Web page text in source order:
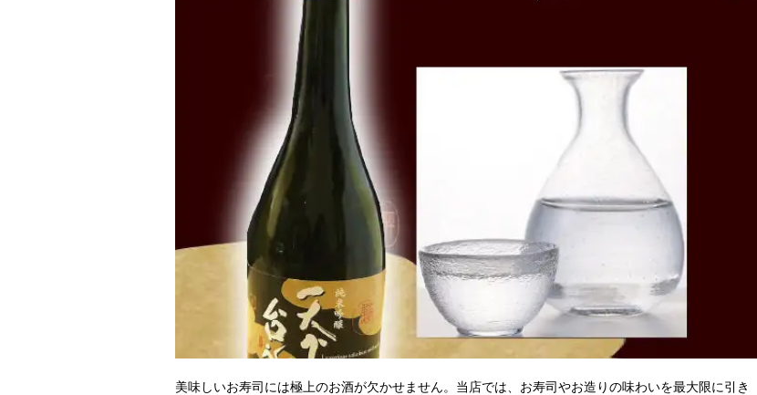
美味しいお寿司には極上のお酒が欠かせません。当店では、お寿司やお造りの味わいを最大限に引き